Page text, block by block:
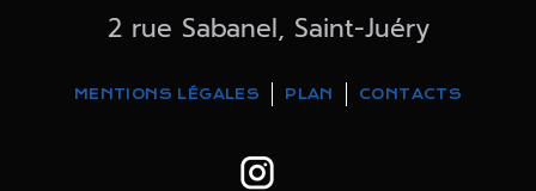
2 rue Sabanel, Saint-Juéry
MENTIONS LÉGALES PLAN CONTACTS